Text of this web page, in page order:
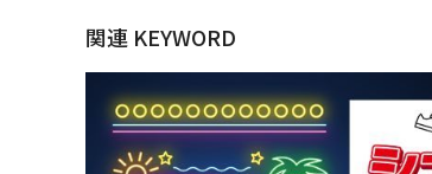
関連 KEYWORD